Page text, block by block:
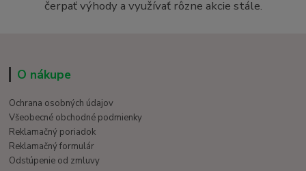
čerpať výhody a využívať rôzne akcie stále.
O nákupe
Ochrana osobných údajov
Všeobecné obchodné podmienky
Reklamačný poriadok
Reklamačný formulár
Odstúpenie od zmluvy